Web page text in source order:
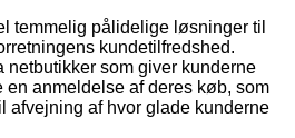
temmelig pålidelige løsninger til
kundetilfredshed.
netbutikker som giver kunderne
en anmeldelse af deres køb, som
afvejning af hvor glade kunderne